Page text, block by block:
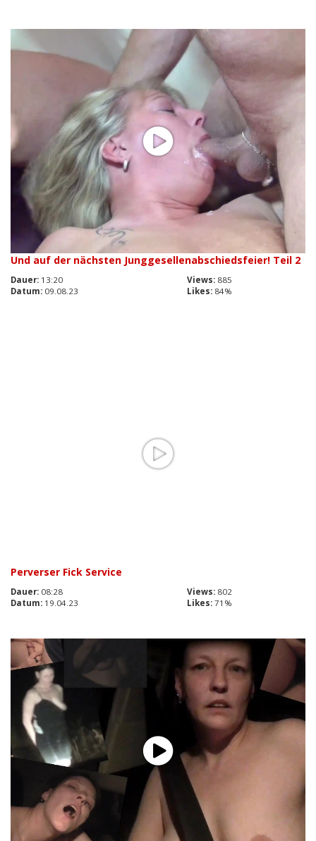
Und auf der nächsten Junggesellenabschiedsfeier! Teil 2
Dauer: 13:20 Views: 885
Datum: 09.08.23 Likes: 84%
Perverser Fick Service
Dauer: 08:28 Views: 802
Datum: 19.04.23 Likes: 71%